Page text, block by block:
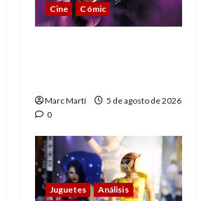
Cine Cómic
Marc Martí
5 de agosto de 2026
0
Juguetes
Análisis